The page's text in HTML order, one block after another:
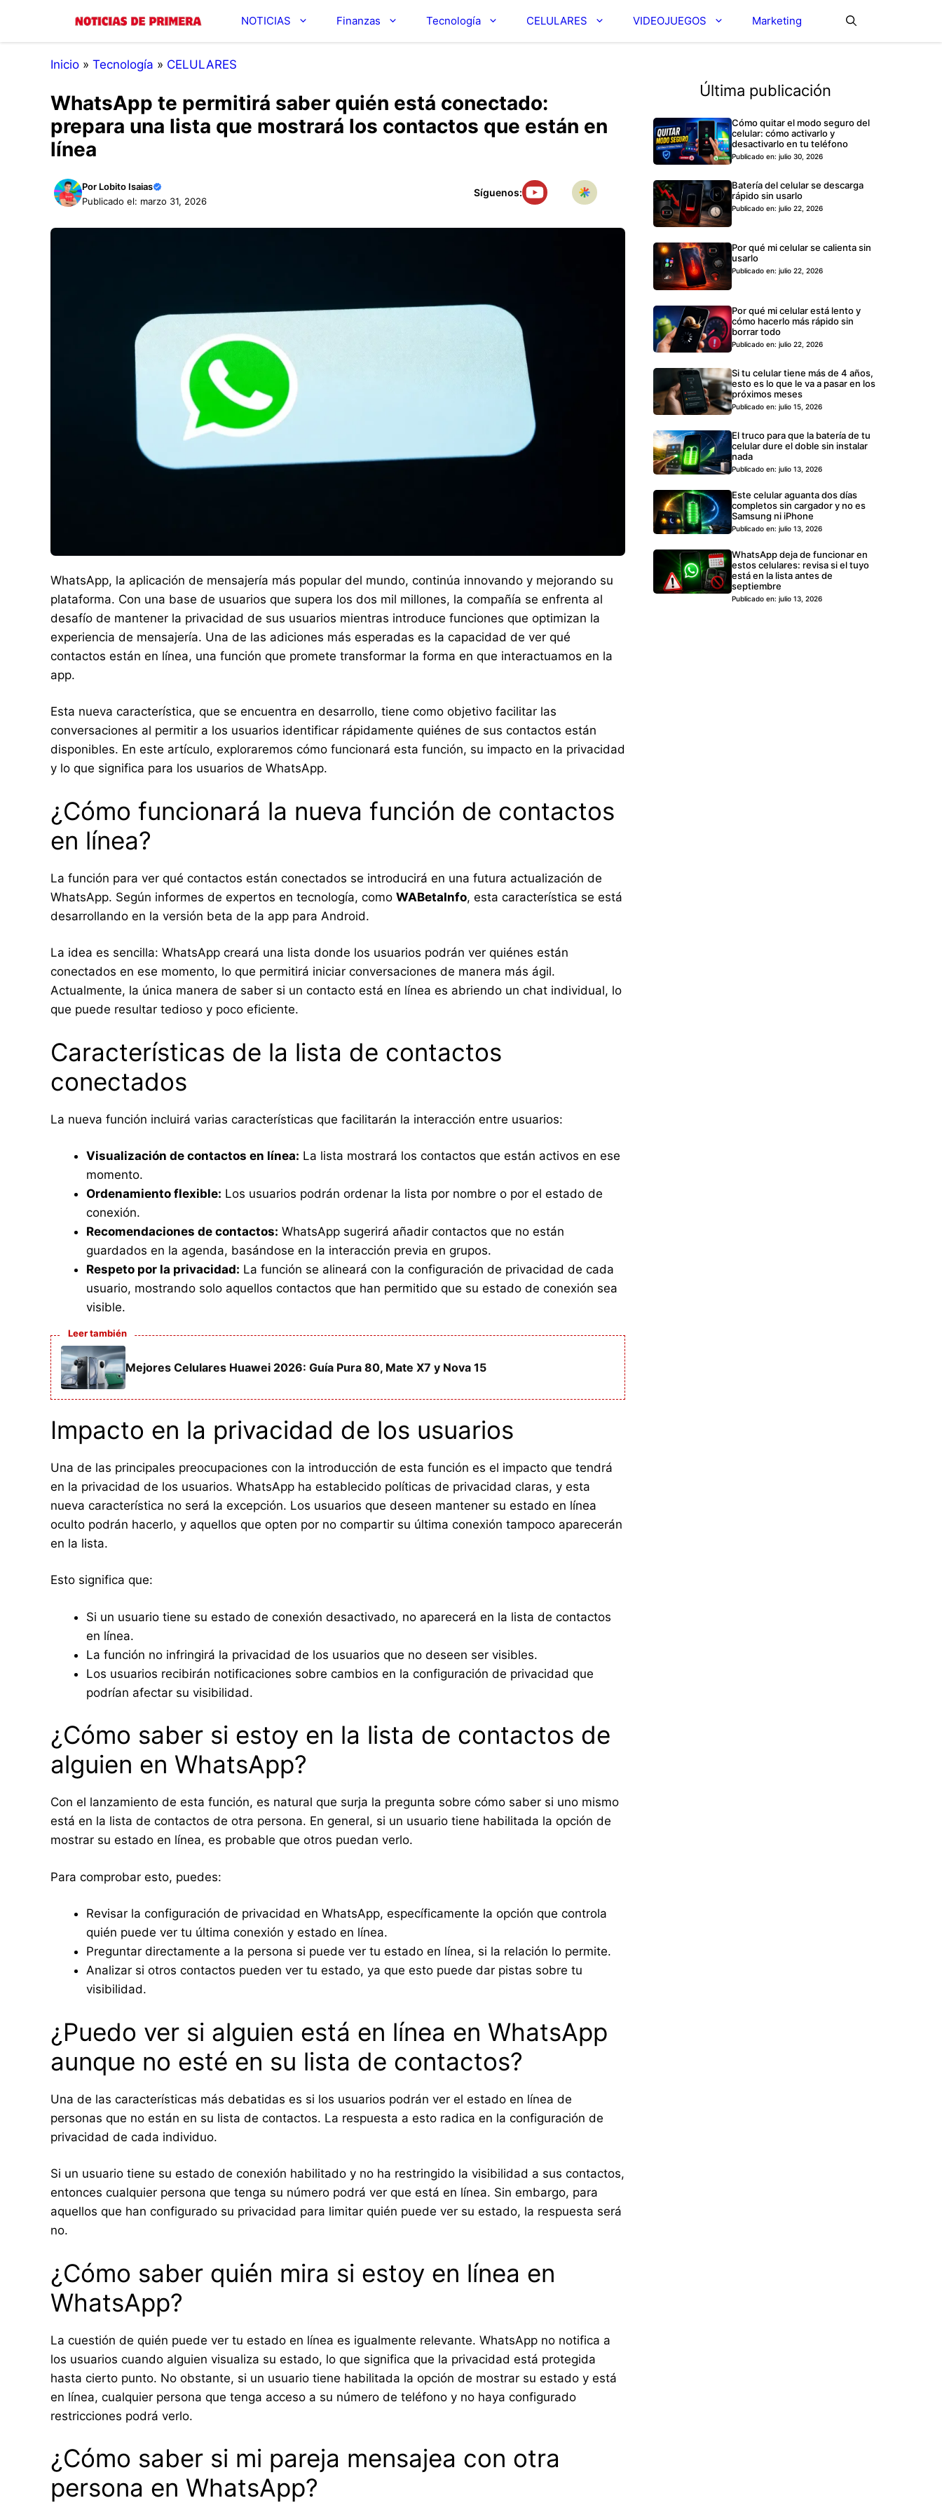
contenido
NOTICIAS Finanzas Tecnología CELULARES VIDEOJUEGOS Marketing
Inicio » Tecnología » CELULARES
WhatsApp te permitirá saber quién está conectado:
prepara una lista que mostrará los contactos que están en
línea
Por Lobito Isaias
Publicado el: marzo 31, 2026
Síguenos:
WhatsApp, la aplicación de mensajería más popular del mundo, continúa innovando y mejorando su
plataforma. Con una base de usuarios que supera los dos mil millones, la compañía se enfrenta al
desafío de mantener la privacidad de sus usuarios mientras introduce funciones que optimizan la
experiencia de mensajería. Una de las adiciones más esperadas es la capacidad de ver qué
contactos están en línea, una función que promete transformar la forma en que interactuamos en la
app.
Esta nueva característica, que se encuentra en desarrollo, tiene como objetivo facilitar las
conversaciones al permitir a los usuarios identificar rápidamente quiénes de sus contactos están
disponibles. En este artículo, exploraremos cómo funcionará esta función, su impacto en la privacidad
y lo que significa para los usuarios de WhatsApp.
¿Cómo funcionará la nueva función de contactos
en línea?
La función para ver qué contactos están conectados se introducirá en una futura actualización de
WhatsApp. Según informes de expertos en tecnología, como WABetaInfo, esta característica se está
desarrollando en la versión beta de la app para Android.
La idea es sencilla: WhatsApp creará una lista donde los usuarios podrán ver quiénes están
conectados en ese momento, lo que permitirá iniciar conversaciones de manera más ágil.
Actualmente, la única manera de saber si un contacto está en línea es abriendo un chat individual, lo
que puede resultar tedioso y poco eficiente.
Características de la lista de contactos
conectados
La nueva función incluirá varias características que facilitarán la interacción entre usuarios:
Visualización de contactos en línea: La lista mostrará los contactos que están activos en ese
momento.
Ordenamiento flexible: Los usuarios podrán ordenar la lista por nombre o por el estado de
conexión.
Recomendaciones de contactos: WhatsApp sugerirá añadir contactos que no están
guardados en la agenda, basándose en la interacción previa en grupos.
Respeto por la privacidad: La función se alineará con la configuración de privacidad de cada
usuario, mostrando solo aquellos contactos que han permitido que su estado de conexión sea
visible.
Leer también
Mejores Celulares Huawei 2026: Guía Pura 80, Mate X7 y Nova 15
Impacto en la privacidad de los usuarios
Una de las principales preocupaciones con la introducción de esta función es el impacto que tendrá
en la privacidad de los usuarios. WhatsApp ha establecido políticas de privacidad claras, y esta
nueva característica no será la excepción. Los usuarios que deseen mantener su estado en línea
oculto podrán hacerlo, y aquellos que opten por no compartir su última conexión tampoco aparecerán
en la lista.
Esto significa que:
Si un usuario tiene su estado de conexión desactivado, no aparecerá en la lista de contactos
en línea.
La función no infringirá la privacidad de los usuarios que no deseen ser visibles.
Los usuarios recibirán notificaciones sobre cambios en la configuración de privacidad que
podrían afectar su visibilidad.
¿Cómo saber si estoy en la lista de contactos de
alguien en WhatsApp?
Con el lanzamiento de esta función, es natural que surja la pregunta sobre cómo saber si uno mismo
está en la lista de contactos de otra persona. En general, si un usuario tiene habilitada la opción de
mostrar su estado en línea, es probable que otros puedan verlo.
Para comprobar esto, puedes:
Revisar la configuración de privacidad en WhatsApp, específicamente la opción que controla
quién puede ver tu última conexión y estado en línea.
Preguntar directamente a la persona si puede ver tu estado en línea, si la relación lo permite.
Analizar si otros contactos pueden ver tu estado, ya que esto puede dar pistas sobre tu
visibilidad.
¿Puedo ver si alguien está en línea en WhatsApp
aunque no esté en su lista de contactos?
Una de las características más debatidas es si los usuarios podrán ver el estado en línea de
personas que no están en su lista de contactos. La respuesta a esto radica en la configuración de
privacidad de cada individuo.
Si un usuario tiene su estado de conexión habilitado y no ha restringido la visibilidad a sus contactos,
entonces cualquier persona que tenga su número podrá ver que está en línea. Sin embargo, para
aquellos que han configurado su privacidad para limitar quién puede ver su estado, la respuesta será
no.
¿Cómo saber quién mira si estoy en línea en
WhatsApp?
La cuestión de quién puede ver tu estado en línea es igualmente relevante. WhatsApp no notifica a
los usuarios cuando alguien visualiza su estado, lo que significa que la privacidad está protegida
hasta cierto punto. No obstante, si un usuario tiene habilitada la opción de mostrar su estado y está
en línea, cualquier persona que tenga acceso a su número de teléfono y no haya configurado
restricciones podrá verlo.
¿Cómo saber si mi pareja mensajea con otra
persona en WhatsApp?
Última publicación
Cómo quitar el modo seguro del
celular: cómo activarlo y
desactivarlo en tu teléfono
Publicado en: julio 30, 2026
Batería del celular se descarga
rápido sin usarlo
Publicado en: julio 22, 2026
Por qué mi celular se calienta sin
usarlo
Publicado en: julio 22, 2026
Por qué mi celular está lento y
cómo hacerlo más rápido sin
borrar todo
Publicado en: julio 22, 2026
Si tu celular tiene más de 4 años,
esto es lo que le va a pasar en los
próximos meses
Publicado en: julio 15, 2026
El truco para que la batería de tu
celular dure el doble sin instalar
nada
Publicado en: julio 13, 2026
Este celular aguanta dos días
completos sin cargador y no es
Samsung ni iPhone
Publicado en: julio 13, 2026
WhatsApp deja de funcionar en
estos celulares: revisa si el tuyo
está en la lista antes de
septiembre
Publicado en: julio 13, 2026